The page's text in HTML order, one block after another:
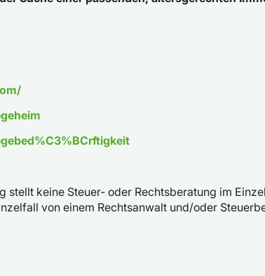
stellt keine Steuer- oder Rechtsberatung im
von einem Rechtsanwalt und/oder